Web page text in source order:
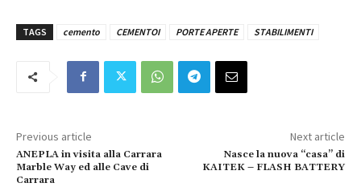
TAGS cemento CEMENTOI PORTE APERTE STABILIMENTI
Previous article
ANEPLA in visita alla Carrara
Marble Way ed alle Cave di
Carrara
Next article
Nasce la nuova “casa” di
KAITEK – FLASH BATTERY